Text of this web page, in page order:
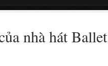
nhà hát